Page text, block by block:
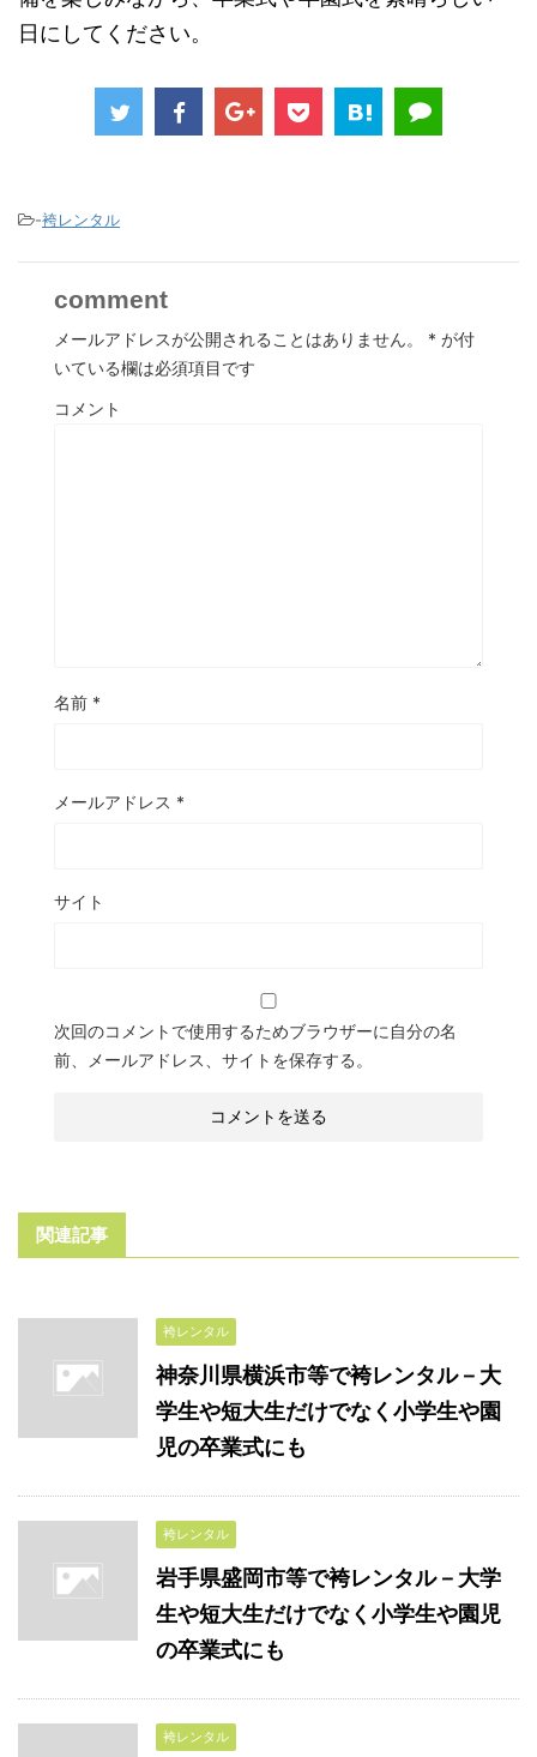
日にしてください。
-袴レンタル
comment
メールアドレスが公開されることはありません。 * が付
いている欄は必須項目です
コメント
名前 *
メールアドレス *
サイト
次回のコメントで使用するためブラウザーに自分の名
前、メールアドレス、サイトを保存する。
関連記事
袴レンタル
神奈川県横浜市等で袴レンタル－大
学生や短大生だけでなく小学生や園
児の卒業式にも
袴レンタル
岩手県盛岡市等で袴レンタル－大学
生や短大生だけでなく小学生や園児
の卒業式にも
袴レンタル